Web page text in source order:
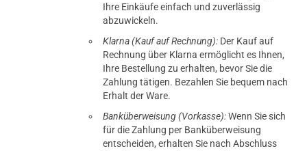
Ihre Einkäufe einfach und zuverlässig
abzuwickeln.
Klarna (Kauf auf Rechnung): Der Kauf auf
Rechnung über Klarna ermöglicht es Ihnen,
Ihre Bestellung zu erhalten, bevor Sie die
Zahlung tätigen. Bezahlen Sie bequem nach
Erhalt der Ware.
Banküberweisung (Vorkasse):Wenn Sie sich
für die Zahlung per Banküberweisung
entscheiden, erhalten Sie nach Abschluss